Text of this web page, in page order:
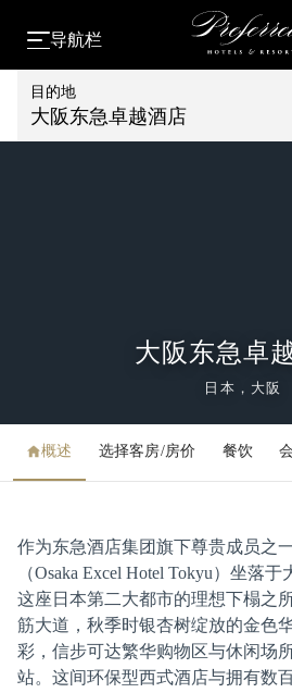
导航栏
目的地
大阪东急卓越酒店
大阪东急卓
日本，大阪
概述 选择客房/房价 餐饮
作为东急酒店集团旗下尊贵成员之
（Osaka Excel Hotel Tokyu）坐落
这座日本第二大都市的理想下榻之
筋大道，秋季时银杏树绽放的金色
彩，信步可达繁华购物区与休闲场
站。这间环保型西式酒店与拥有数